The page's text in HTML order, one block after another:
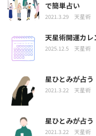
で簡単占い
2021.3.29 天星術
天星術開運カ
2025.12.5 天星術
星ひとみが占
2021.3.22 天星術
星ひとみが占
2021.3.22 天星術